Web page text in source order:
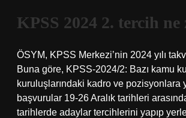
KPSS 2024 2. tercih ne
ÖSYM, KPSS Merkezi’nin 2024 yılı
Buna göre, KPSS-2024/2: Bazı kamu
kuruluşlarındaki kadro ve pozisyonlara
başvurular 19-26 Aralık tarihleri
tarihlerde adaylar tercihlerini yapıp